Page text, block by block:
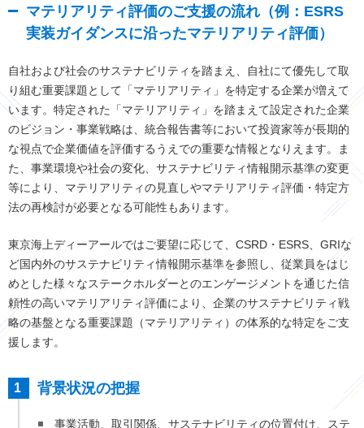
マテリアリティ評価のご支援の流れ（例：ESRS
実装ガイダンスに沿ったマテリアリティ評価）
自社および社会のサステナビリティを踏まえ、自社にて優先して取
り組む重要課題として「マテリアリティ」を特定する企業が増えて
います。特定された「マテリアリティ」を踏まえて設定された企業
のビジョン・事業戦略は、統合報告書等において投資家等が長期的
な視点で企業価値を評価するうえでの重要な情報となりえます。ま
た、事業環境や社会の変化、サステナビリティ情報開示基準の変更
等により、マテリアリティの見直しやマテリアリティ評価・特定方
法の再検討が必要となる可能性もあります。
東京海上ディーアールではご要望に応じて、CSRD・ESRS、GRIな
ど国内外のサステナビリティ情報開示基準を参照し、従業員をはじ
めとした様々なステークホルダーとのエンゲージメントを通じた信
頼性の高いマテリアリティ評価により、企業のサステナビリティ戦
略の基盤となる重要課題（マテリアリティ）の体系的な特定をご支
援します。
背景状況の把握
事業活動、取引関係、サステナビリティの位置付け、ステ